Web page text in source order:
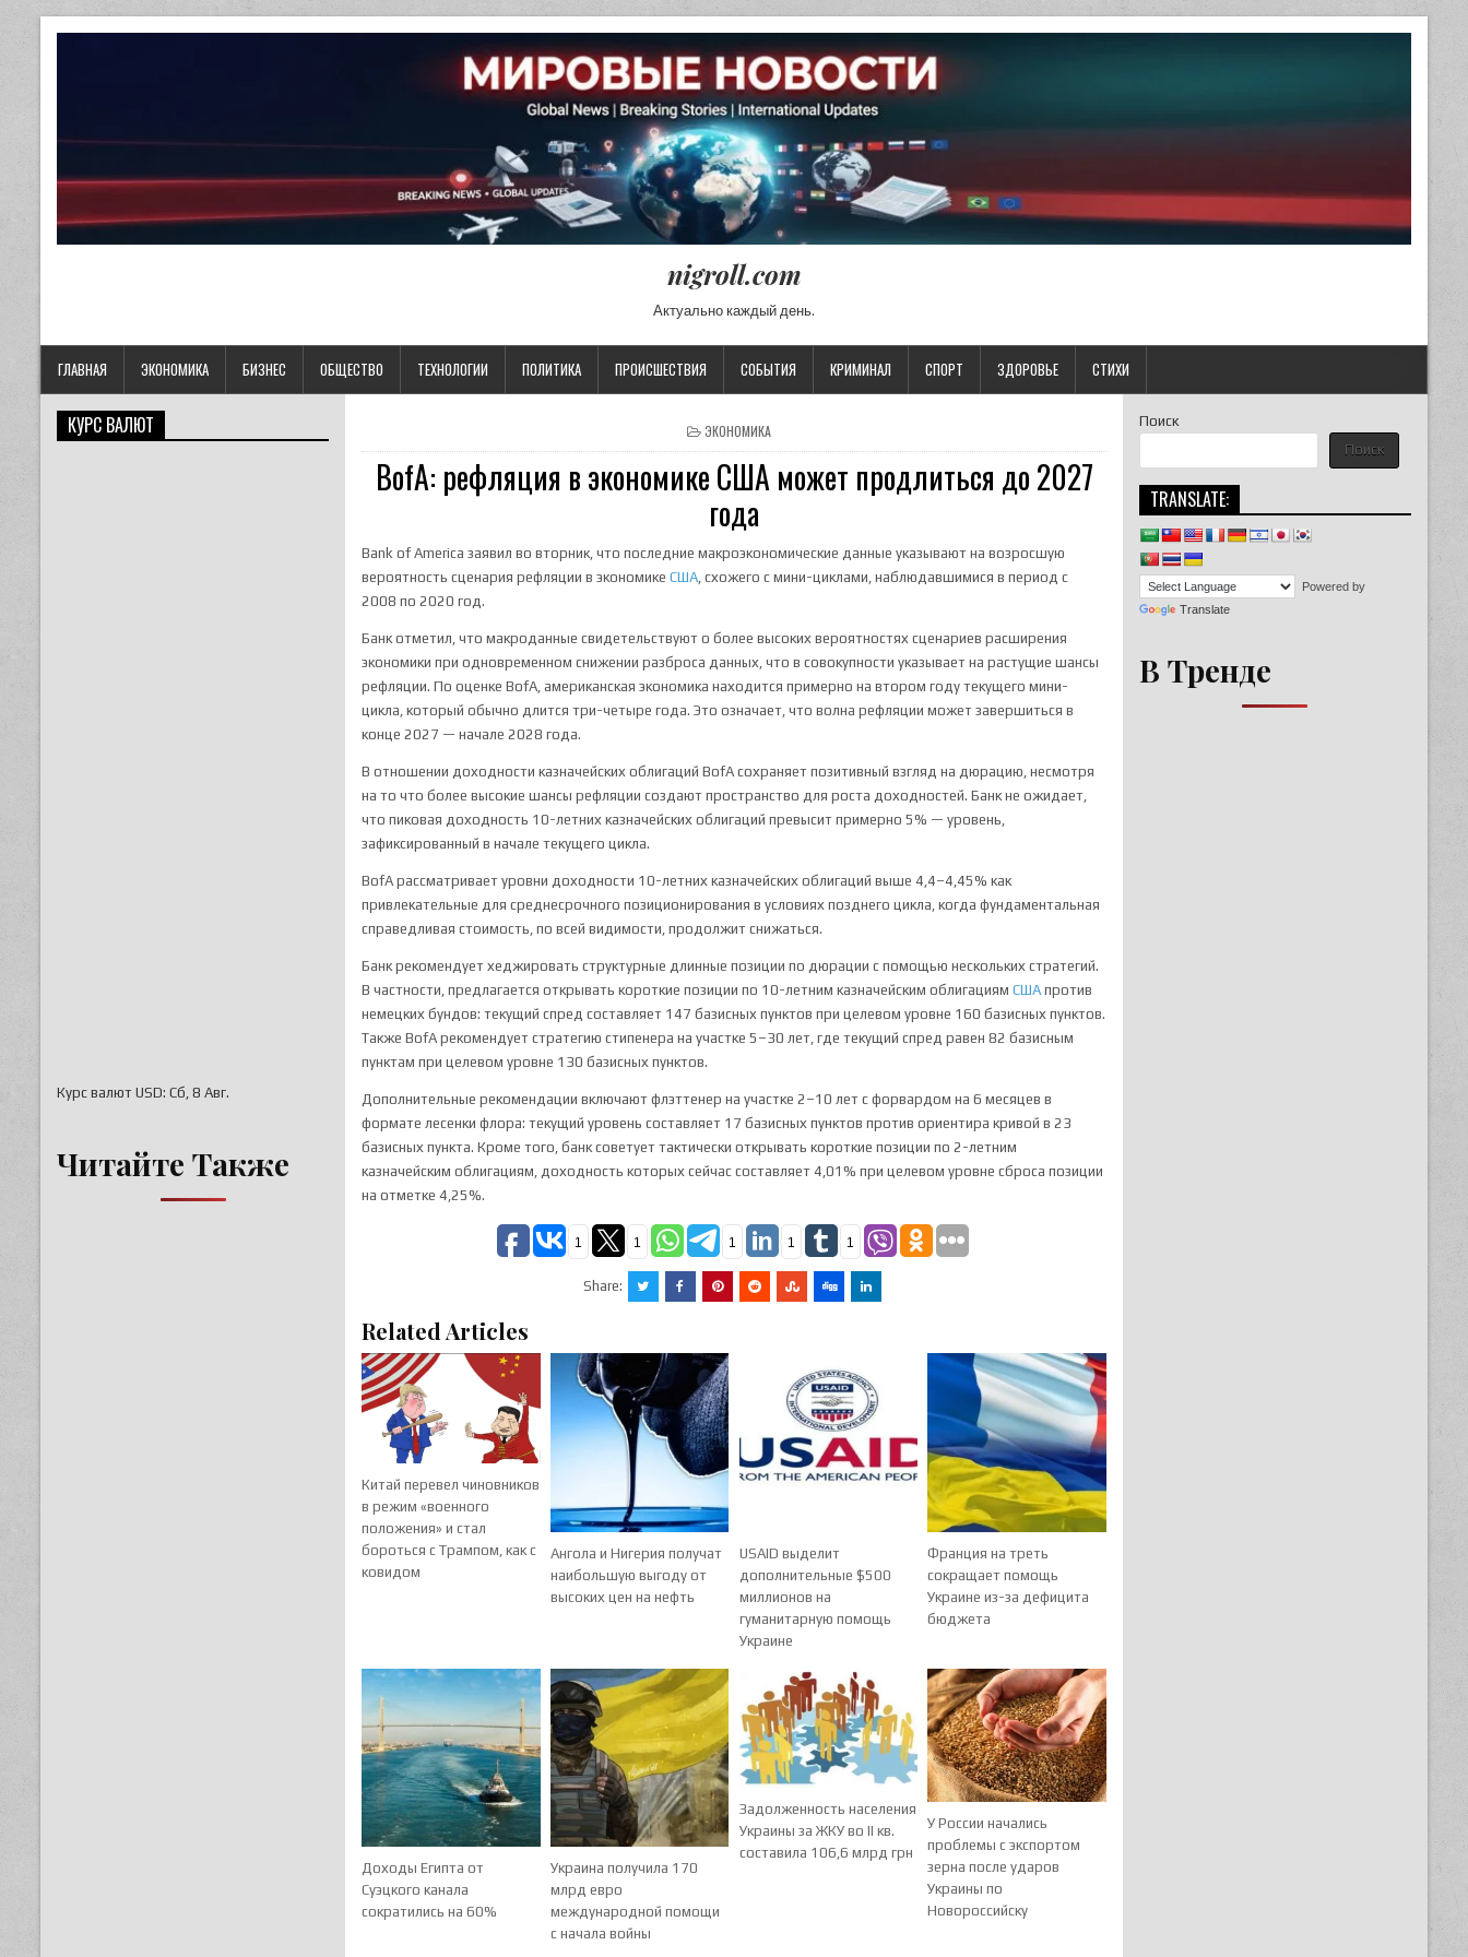
nigroll.com
Актуально каждый день.
ГЛАВНАЯ ЭКОНОМИКА БИЗНЕС ОБЩЕСТВО ТЕХНОЛОГИИ ПОЛИТИКА ПРОИСШЕСТВИЯ СОБЫТИЯ КРИМИНАЛ СПОРТ ЗДОРОВЬЕ СТИХИ
POSTED IN
ЭКОНОМИКА
BofA: рефляция в экономике США может продлиться до 2027
года
Bank of America заявил во вторник, что последние макроэкономические данные указывают на возросшую
вероятность сценария рефляции в экономикеСША, схожего с мини-циклами, наблюдавшимися в период с
2008 по 2020 год.
Банк отметил, что макроданные свидетельствуют о более высоких вероятностях сценариев расширения
экономики при одновременном снижении разброса данных, что в совокупности указывает на растущие шансы
рефляции. По оценке BofA, американская экономика находится примерно на втором году текущего мини-
цикла, который обычно длится три-четыре года. Это означает, что волна рефляции может завершиться в
конце 2027 — начале 2028 года.
В отношении доходности казначейских облигаций BofA сохраняет позитивный взгляд на дюрацию, несмотря
на то что более высокие шансы рефляции создают пространство для роста доходностей. Банк не ожидает,
что пиковая доходность 10-летних казначейских облигаций превысит примерно 5% — уровень,
зафиксированный в начале текущего цикла.
BofA рассматривает уровни доходности 10-летних казначейских облигаций выше 4,4–4,45% как
привлекательные для среднесрочного позиционирования в условиях позднего цикла, когда фундаментальная
справедливая стоимость, по всей видимости, продолжит снижаться.
Банк рекомендует хеджировать структурные длинные позиции по дюрации с помощью нескольких стратегий.
В частности, предлагается открывать короткие позиции по 10-летним казначейским облигациямСША против
немецких бундов: текущий спред составляет 147 базисных пунктов при целевом уровне 160 базисных пунктов.
Также BofA рекомендует стратегию стипенера на участке 5–30 лет, где текущий спред равен 82 базисным
пунктам при целевом уровне 130 базисных пунктов.
Дополнительные рекомендации включают флэттенер на участке 2–10 лет с форвардом на 6 месяцев в
формате лесенки флора: текущий уровень составляет 17 базисных пунктов против ориентира кривой в 23
базисных пункта. Кроме того, банк советует тактически открывать короткие позиции по 2-летним
казначейским облигациям, доходность которых сейчас составляет 4,01% при целевом уровне сброса позиции
на отметке 4,25%.
1 1 1 1 1
Share:
Related Articles
Китай перевел чиновников
в режим «военного
положения» и стал
бороться с Трампом, как с
ковидом
Ангола и Нигерия получат
наибольшую выгоду от
высоких цен на нефть
USAID выделит
дополнительные $500
миллионов на
гуманитарную помощь
Украине
Франция на треть
сокращает помощь
Украине из-за дефицита
бюджета
Доходы Египта от
Суэцкого канала
сократились на 60%
Украина получила 170
млрд евро
международной помощи
с начала войны
Задолженность населения
Украины за ЖКУ во II кв.
составила 106,6 млрд грн
У России начались
проблемы с экспортом
зерна после ударов
Украины по
Новороссийску
Поиск
Поиск
TRANSLATE:
Powered by
Translate
В Тренде
КУРС ВАЛЮТ
Курс валют USD: Сб, 8 Авг.
Читайте Также